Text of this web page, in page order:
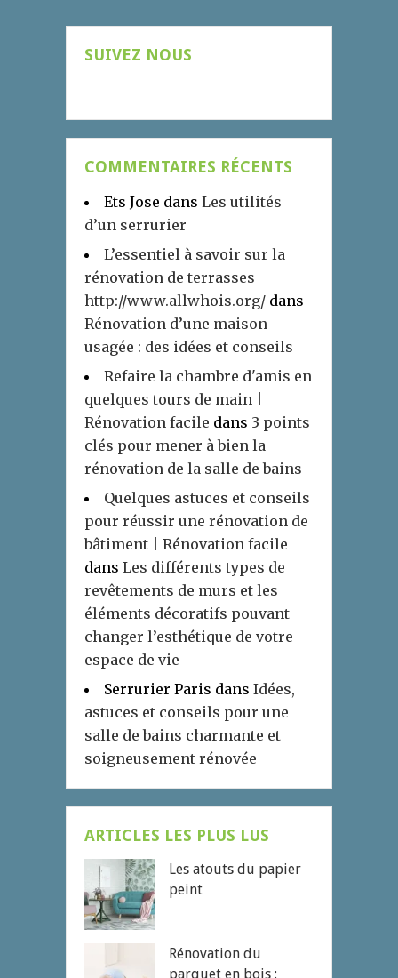
SUIVEZ NOUS
COMMENTAIRES RÉCENTS
Ets Jose dans Les utilités
d’un serrurier
L’essentiel à savoir sur la
rénovation de terrasses
http://www.allwhois.org/ dans
Rénovation d’une maison
usagée : des idées et conseils
Refaire la chambre d'amis en
quelques tours de main |
Rénovation facile dans 3 points
clés pour mener à bien la
rénovation de la salle de bains
Quelques astuces et conseils
pour réussir une rénovation de
bâtiment | Rénovation facile
dans Les différents types de
revêtements de murs et les
éléments décoratifs pouvant
changer l’esthétique de votre
espace de vie
Serrurier Paris dans Idées,
astuces et conseils pour une
salle de bains charmante et
soigneusement rénovée
ARTICLES LES PLUS LUS
Les atouts du papier
peint
Rénovation du
parquet en bois :